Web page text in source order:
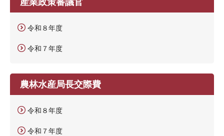
令和８年度
令和７年度
農林水産局長交際費
令和８年度
令和７年度